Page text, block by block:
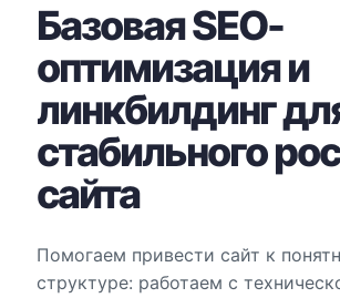
Базовая SEO-
оптимизация и
линкбилдинг
стабильного
сайта
Помогаем привести сайт к
структуре: работаем с